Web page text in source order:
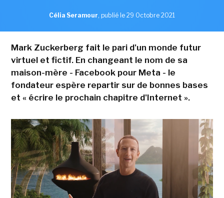
Célia Seramour, publié le 29 Octobre 2021
Mark Zuckerberg fait le pari d'un monde futur
virtuel et fictif. En changeant le nom de sa
maison-mère - Facebook pour Meta - le
fondateur espère repartir sur de bonnes bases
et « écrire le prochain chapitre d'Internet ».